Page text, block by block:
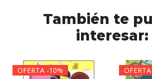
También te
interesar:
OFERTA -10%